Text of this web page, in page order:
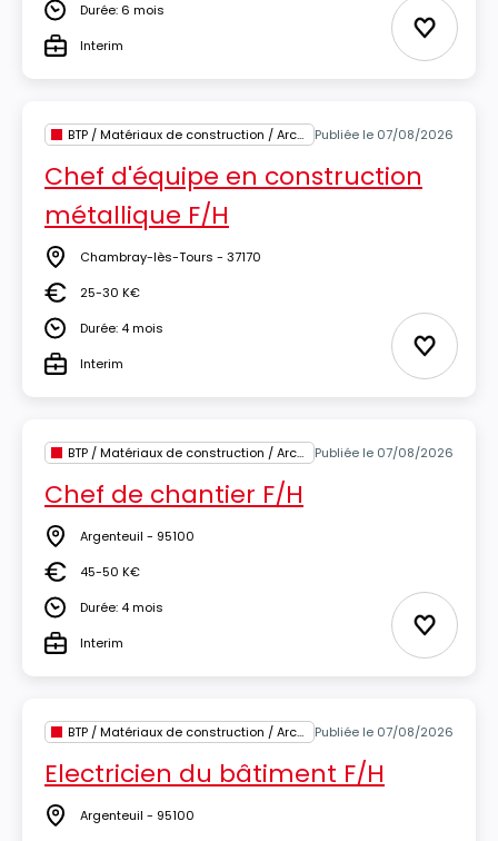
DuréeDurée: 6 mois
TypeInterim Ajouter
BTP / Matériaux de construction / Architecture Publiée le 07/08/2026
Chef d'équipe en construction
métallique F/H
Lieu Chambray-lès-Tours - 37170
Salaire25-30 K€
DuréeDurée: 4 mois
TypeInterim Ajouter
BTP / Matériaux de construction / Architecture Publiée le 07/08/2026
Chef de chantier F/H
Lieu Argenteuil - 95100
Salaire45-50 K€
DuréeDurée: 4 mois
TypeInterim Ajouter
BTP / Matériaux de construction / Architecture Publiée le 07/08/2026
Electricien du bâtiment F/H
Lieu Argenteuil - 95100